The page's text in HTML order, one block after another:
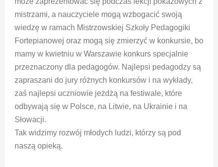
mistrzami, a nauczyciele mogą wzbogacić swoją
wiedzę w ramach Mistrzowskiej Szkoły Pedagogiki
Fortepianowej oraz mogą się zmierzyć w konkursie, bo
mamy w kwietniu w Warszawie konkurs specjalnie
przeznaczony dla pedagogów. Najlepsi pedagodzy są
zapraszani do jury różnych konkursów i na wykłady,
zaś najlepsi uczniowie jeżdżą na festiwale, które
odbywają się w Polsce, na Litwie, na Ukrainie i na
Słowacji.
Tak widzimy rozwój młodych ludzi, którzy są pod
naszą opieką.